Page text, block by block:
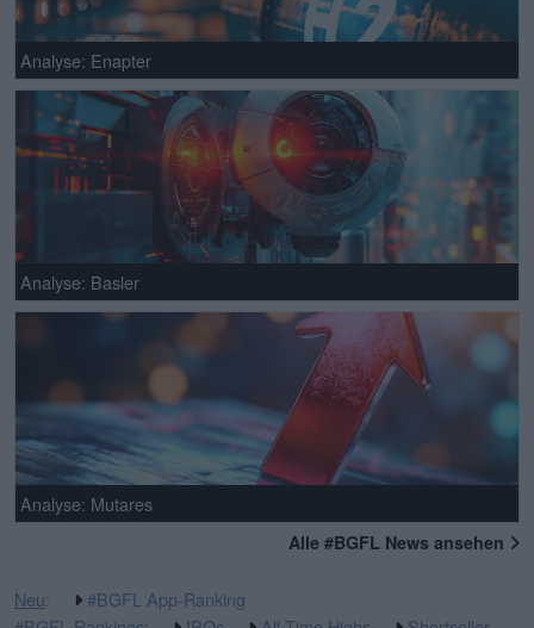
Analyse: Enapter
Analyse: Basler
Analyse: Mutares
Alle #BGFL News ansehen
Neu:
#BGFL App-Ranking